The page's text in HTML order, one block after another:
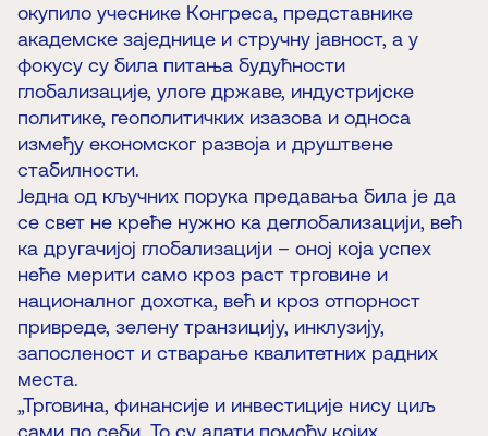
окупило учеснике Конгреса, представнике
академске заједнице и стручну јавност, а у
фокусу су била питања будућности
глобализације, улоге државе, индустријске
политике, геополитичких изазова и односа
између економског развоја и друштвене
стабилности.
Једна од кључних порука предавања била је да
се свет не креће нужно ка деглобализацији, већ
ка другачијој глобализацији – оној која успех
неће мерити само кроз раст трговине и
националног дохотка, већ и кроз отпорност
привреде, зелену транзицију, инклузију,
запосленост и стварање квалитетних радних
места.
„Трговина, финансије и инвестиције нису циљ